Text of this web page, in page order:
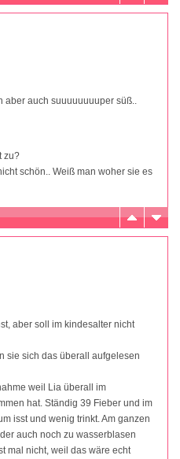
aber auch suuuuuuuuper süß..
zu?
schön.. Weiß man woher sie es
aber soll im kindesalter nicht
sie sich das überall aufgelesen
weil Lia überall im
hat. Ständig 39 Fieber und im
isst und wenig trinkt. Am ganzen
auch noch zu wasserblasen
mal nicht, weil das wäre echt